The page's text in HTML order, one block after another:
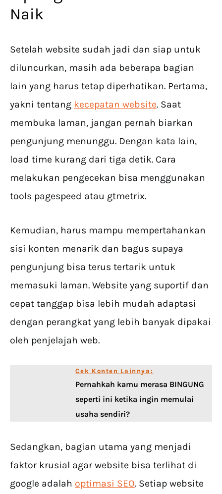
Naik
Setelah website sudah jadi dan siap untuk
diluncurkan, masih ada beberapa bagian
lain yang harus tetap diperhatikan. Pertama,
yakni tentang kecepatan website. Saat
membuka laman, jangan pernah biarkan
pengunjung menunggu. Dengan kata lain,
load time kurang dari tiga detik. Cara
melakukan pengecekan bisa menggunakan
tools pagespeed atau gtmetrix.
Kemudian, harus mampu mempertahankan
sisi konten menarik dan bagus supaya
pengunjung bisa terus tertarik untuk
memasuki laman. Website yang suportif dan
cepat tanggap bisa lebih mudah adaptasi
dengan perangkat yang lebih banyak dipakai
oleh penjelajah web.
Cek Konten Lainnya:
Pernahkah kamu merasa BINGUNG
seperti ini ketika ingin memulai
usaha sendiri?
Sedangkan, bagian utama yang menjadi
faktor krusial agar website bisa terlihat di
google adalah optimasi SEO. Setiap website